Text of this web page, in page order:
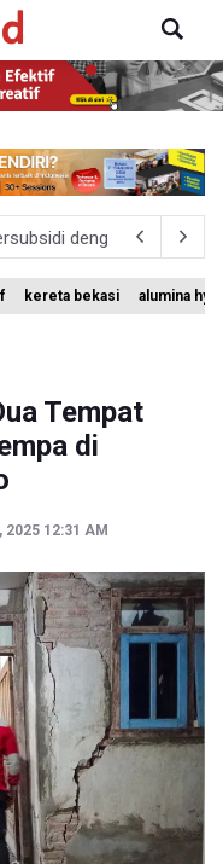
dengan Konsep
Devisa Akhir Juli
Ditutup karena
AI Factory Perkuat Posisi
kereta bekasi alumina
Tempat
di
2025 12:31 AM